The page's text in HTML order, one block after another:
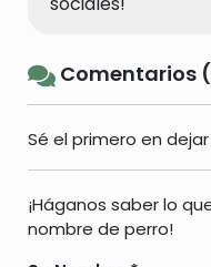
Comentarios
Sé el primero en
¡Háganos saber lo
nombre de perro!